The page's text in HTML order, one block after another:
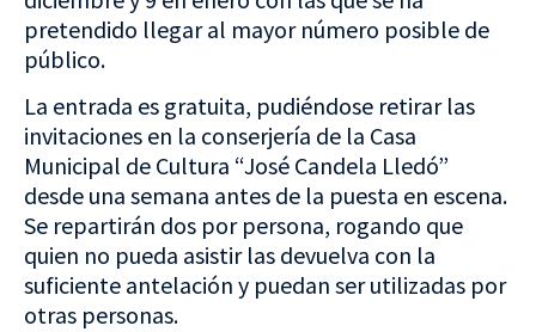
pretendido llegar al mayor número posible de
público.
La entrada es gratuita, pudiéndose retirar las
invitaciones en la conserjería de la Casa
Municipal de Cultura “José Candela Lledó”
desde una semana antes de la puesta en escena.
Se repartirán dos por persona, rogando que
quien no pueda asistir las devuelva con la
suficiente antelación y puedan ser utilizadas por
otras personas.